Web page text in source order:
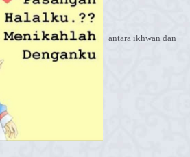
antara ikhwan dan